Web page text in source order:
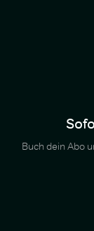
Buch dein Abo